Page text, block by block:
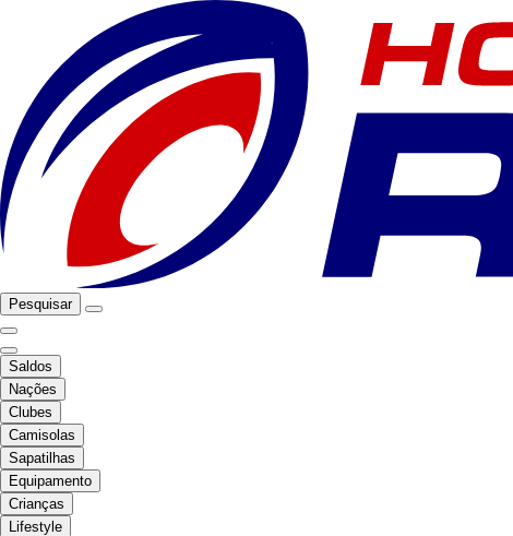
Pesquisar
Saldos
Nações
Clubes
Camisolas
Sapatilhas
Equipamento
Crianças
Lifestyle